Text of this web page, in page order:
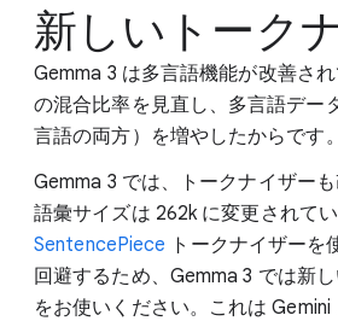
新しいトーク
Gemma 3 は多言語機能が改善さ
の混合比率を見直し、多言語デー
言語の両方）を増やしたからです。
Gemma 3 では、トークナイザーも
語彙サイズは 262k に変更されて
SentencePiece トークナイザーを
回避するため、Gemma 3 では新
をお使いください。これは Gemini